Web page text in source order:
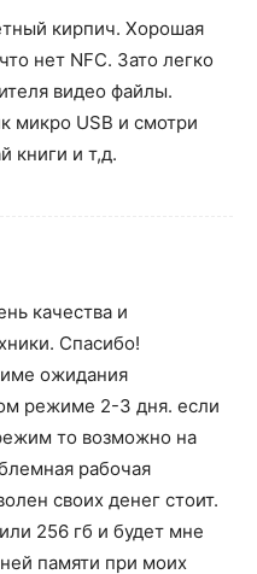
кирпич. Хорошая
нет NFC. Зато легко
видео файлы.
микро USB и смотри
книги и т,д.
качества и
Спасибо!
ожидания
режиме 2-3 дня. если
то возможно на
рабочая
своих денег стоит.
256 гб и будет мне
памяти при моих